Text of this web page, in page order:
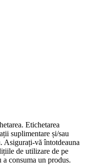
Etichetarea
suplimentare și/sau
Asigurați-vă întotdeauna
de utilizare de pe
a consuma un produs.